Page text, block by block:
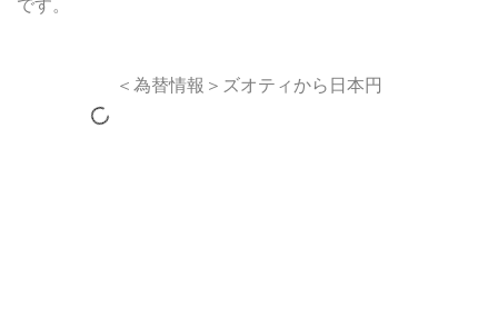
です。
＜為替情報＞ズオティから日本円